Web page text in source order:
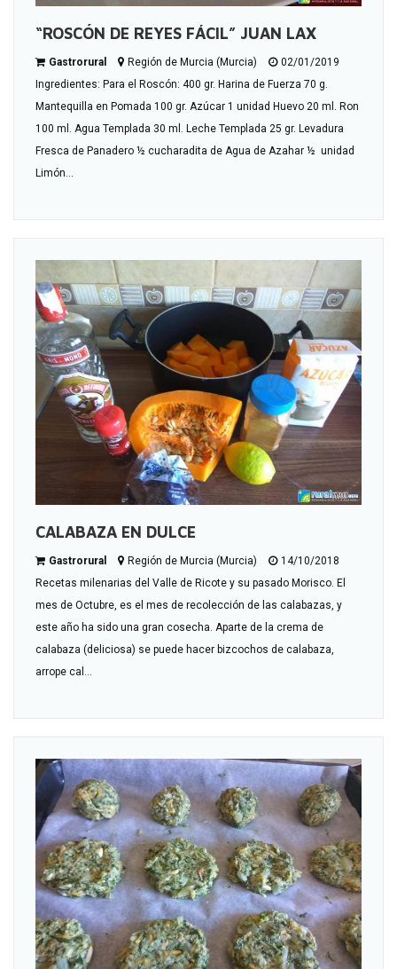
“ROSCÓN DE REYES FÁCIL” JUAN LAX
Gastrorural Región de Murcia (Murcia)
02/01/2019
Ingredientes: Para el Roscón: 400 gr. Harina de Fuerza 70 g.
Mantequilla en Pomada 100 gr. Azúcar 1 unidad Huevo 20 ml. Ron
100 ml. Agua Templada 30 ml. Leche Templada 25 gr. Levadura
Fresca de Panadero ½ cucharadita de Agua de Azahar ½ unidad
Limón...
CALABAZA EN DULCE
Gastrorural Región de Murcia (Murcia)
14/10/2018
Recetas milenarias del Valle de Ricote y su pasado Morisco. El
mes de Octubre, es el mes de recolección de las calabazas, y
este año ha sido una gran cosecha. Aparte de la crema de
calabaza (deliciosa) se puede hacer bizcochos de calabaza,
arrope cal...